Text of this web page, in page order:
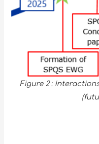
Figure 2 :